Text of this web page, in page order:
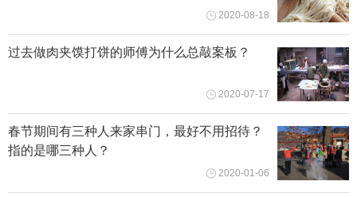
2020-08-18
过去做肉夹馍打饼的师傅为什么总敲案板？
2020-07-17
春节期间有三种人来家串门，最好不用招待？
指的是哪三种人？
2020-01-06